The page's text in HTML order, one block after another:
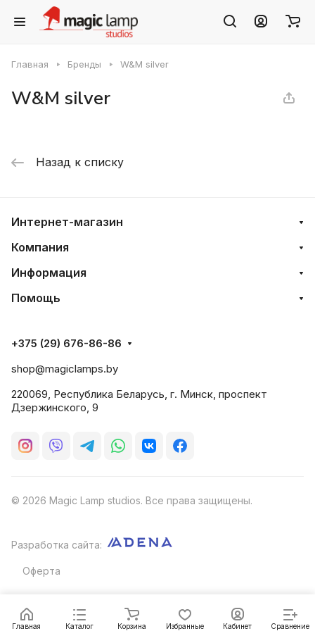
Главная Бренды W&M silver
W&M silver
Назад к списку
Главная Каталог Корзина Избранные Кабинет Сравнение
Интернет-магазин
Компания
Информация
Помощь
+375 (29) 676-86-86
shop@magiclamps.by
220069, Республика Беларусь, г. Минск, проспект
Дзержинского, 9
© 2026 Magic Lamp studios. Все права защищены.
Разработка сайта:
Оферта